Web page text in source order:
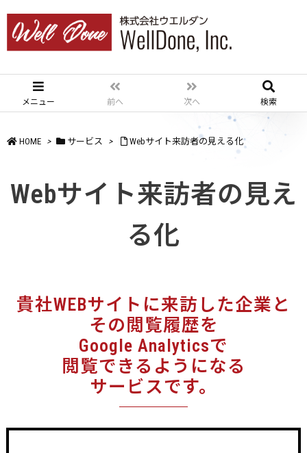
メニュー 前へ 次へ 検索
HOME > サービス > Webサイト来訪者の見える化
Webサイト来訪者の見え
る化
貴社WEBサイトに来訪した企業と
その閲覧履歴を
Google Analyticsで
閲覧できるようになる
サービスです。